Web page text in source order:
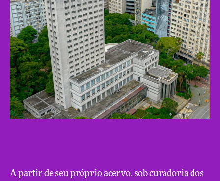
A partir de seu próprio acervo, sob curadoria dos